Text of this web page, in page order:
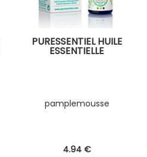
PURESSENTIEL HUILE
ESSENTIELLE
pamplemousse
4.94 €